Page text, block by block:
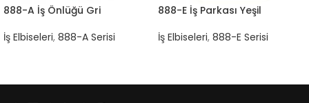
888-A İş Önlüğü Gri
İş Elbiseleri, 888-A Serisi
888-E İş Parkası Yeşil
İş Elbiseleri, 888-E Serisi